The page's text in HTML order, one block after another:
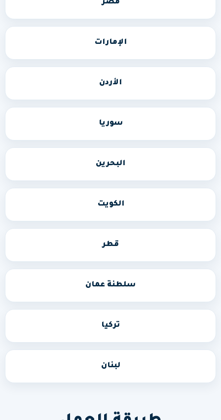
مصر
الإمارات
الأردن
سوريا
البحرين
الكويت
قطر
سلطنة عمان
تركيا
لبنان